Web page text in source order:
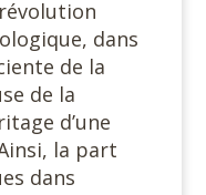
dans
de la
de la
d’une
la part
dans